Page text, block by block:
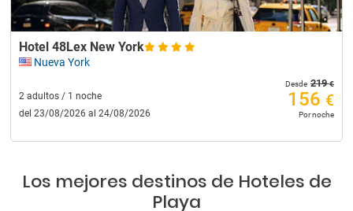
Hotel 48Lex New York
Nueva York
2 adultos / 1 noche
del 23/08/2026 al 24/08/2026
Desde 219€
156 €
Por noche
Los mejores destinos de Hoteles de
Playa